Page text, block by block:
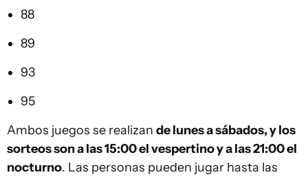
88
89
93
95
Ambos juegos se realizan de lunes a sábados, y los
sorteos son a las 15:00 el vespertino y a las 21:00 el
nocturno. Las personas pueden jugar hasta las